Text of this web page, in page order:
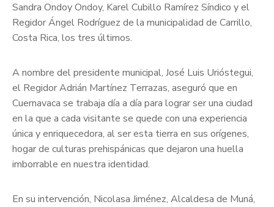
Sandra Ondoy Ondoy, Karel Cubillo Ramírez Síndico y el
Regidor Ángel Rodríguez de la municipalidad de Carrillo,
Costa Rica, los tres últimos.
A nombre del presidente municipal, José Luis Urióstegui,
el Regidor Adrián Martínez Terrazas, aseguró que en
Cuernavaca se trabaja día a día para lograr ser una ciudad
en la que a cada visitante se quede con una experiencia
única y enriquecedora, al ser esta tierra en sus orígenes,
hogar de culturas prehispánicas que dejaron una huella
imborrable en nuestra identidad.
En su intervención, Nicolasa Jiménez, Alcaldesa de Muná,